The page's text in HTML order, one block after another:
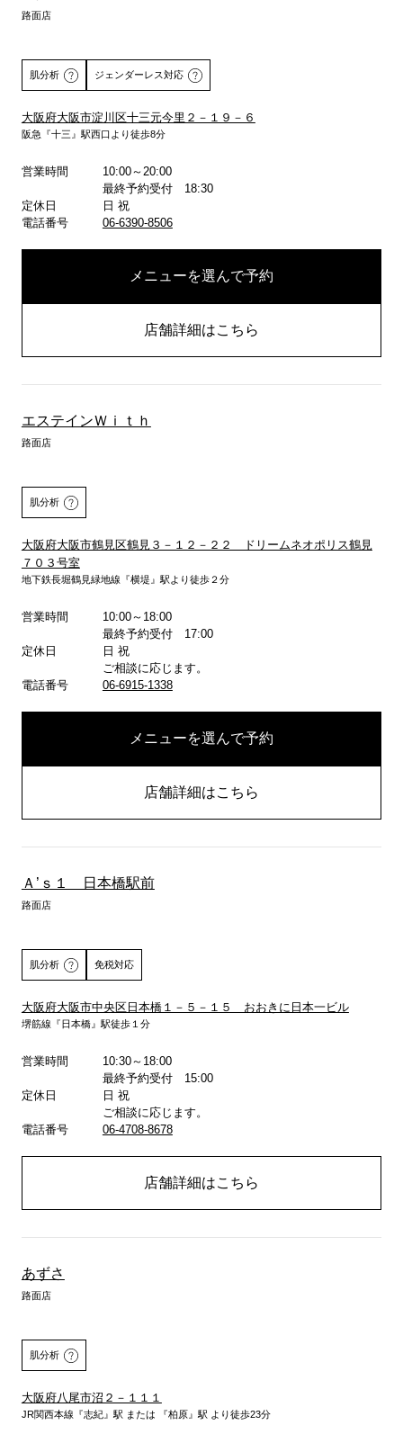
路面店
肌分析 ジェンダーレス対応
大阪府大阪市淀川区十三元今里２－１９－６
阪急『十三』駅西口より徒歩8分
営業時間
10:00～20:00
最終予約受付 18:30
定休日
日 祝
電話番号
06-6390-8506
メニューを選んで予約
店舗詳細はこちら
エステインＷｉｔｈ
路面店
肌分析
大阪府大阪市鶴見区鶴見３－１２－２２ ドリームネオポリス鶴見
７０３号室
地下鉄長堀鶴見緑地線『横堤』駅より徒歩２分
営業時間
10:00～18:00
最終予約受付 17:00
定休日
日 祝
ご相談に応じます。
電話番号
06-6915-1338
メニューを選んで予約
店舗詳細はこちら
Ａ’ｓ１ 日本橋駅前
路面店
肌分析 免税対応
大阪府大阪市中央区日本橋１－５－１５ おおきに日本一ビル
堺筋線『日本橋』駅徒歩１分
営業時間
10:30～18:00
最終予約受付 15:00
定休日
日 祝
ご相談に応じます。
電話番号
06-4708-8678
店舗詳細はこちら
あずさ
路面店
肌分析
大阪府八尾市沼２－１１１
JR関西本線『志紀』駅 または 『柏原』駅 より徒歩23分